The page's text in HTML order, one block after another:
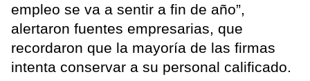
empleo se va a sentir a fin de año”,
alertaron fuentes empresarias, que
recordaron que la mayoría de las firmas
intenta conservar a su personal calificado.